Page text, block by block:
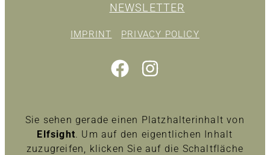
NEWSLETTER
IMPRINT PRIVACY POLICY
Sie sehen gerade einen Platzhalterinhalt von
Elfsight. Um auf den eigentlichen Inhalt
zuzugreifen, klicken Sie auf die Schaltfläche